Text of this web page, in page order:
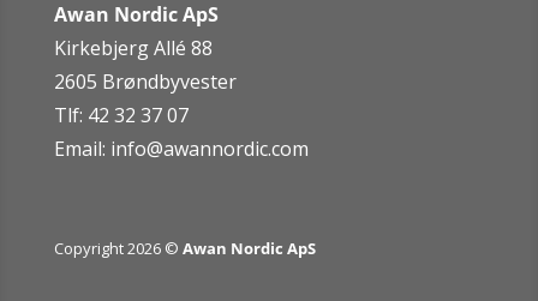
Awan Nordic ApS
Kirkebjerg Allé 88
2605 Brøndbyvester
Tlf: 42 32 37 07
Email: info@awannordic.com
Copyright 2026 © Awan Nordic ApS